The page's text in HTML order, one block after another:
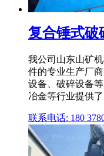
复合锤式破
我公司山东山矿
件的专业生产厂
设备、破碎设备
冶金等行业提供
联系电话: 180